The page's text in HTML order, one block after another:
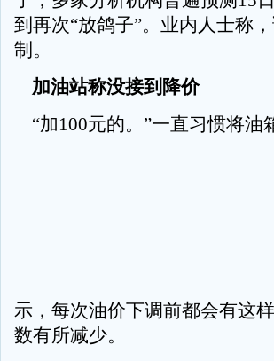
到再次“放鸽子”。业内人士称
制。
加油站称没接到降价
“加100元的。”一直习惯将油
示，每次油价下调前都会有这
数有所减少。